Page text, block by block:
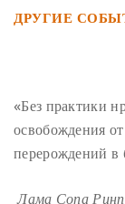
ПАМЯТКА
ДРУГИЕ
«Без практики
освобождения
перерождений в
Лама Сопа